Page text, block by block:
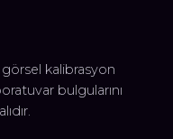
kalibrasyon
bulgularını